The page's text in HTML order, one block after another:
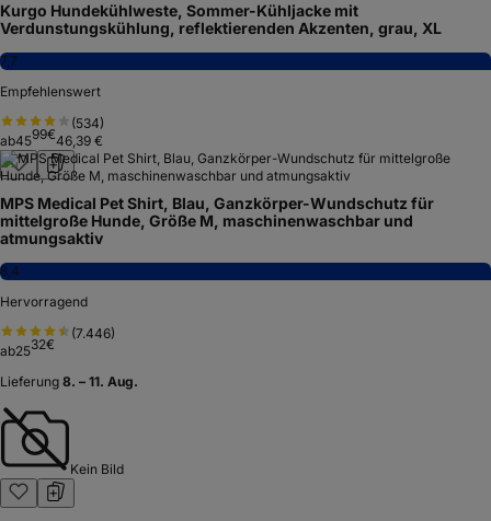
Kurgo Hundekühlweste, Sommer-Kühljacke mit
Verdunstungskühlung, reflektierenden Akzenten, grau, XL
7,7
Empfehlenswert
(534)
ab4599€46,39 €
MPS Medical Pet Shirt, Blau, Ganzkörper-Wundschutz für
mittelgroße Hunde, Größe M, maschinenwaschbar und
atmungsaktiv
8,4
Hervorragend
(7.446)
ab2532€
Lieferung 8. – 11. Aug.
Kein Bild